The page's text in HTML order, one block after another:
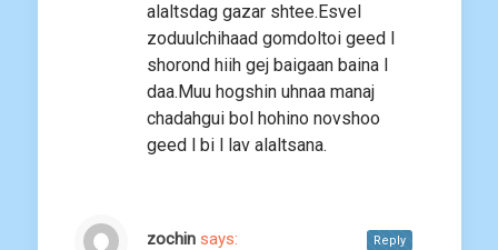
alaltsdag gazar shtee.Esvel
zoduulchihaad gomdoltoi geed l
shorond hiih gej baigaan baina l
daa.Muu hogshin uhnaa manaj
chadahgui bol hohino novshoo
geed l bi l lav alaltsana.
zochin says: Reply